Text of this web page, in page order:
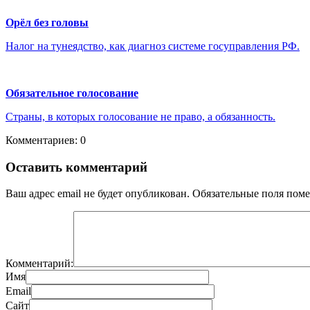
Орёл без головы
Налог на тунеядство, как диагноз системе госуправления РФ.
Обязательное голосование
Страны, в которых голосование не право, а обязанность.
Комментариев: 0
Оставить комментарий
Ваш адрес email не будет опубликован. Обязательные поля
Комментарий:
Имя
Email
Сайт